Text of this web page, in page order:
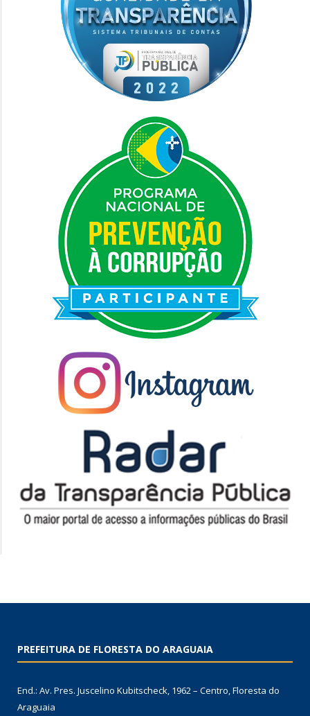
PREFEITURA DE FLORESTA DO ARAGUAIA
End.: Av. Pres. Juscelino Kubitscheck, 1962 – Centro, Floresta do
Araguaia